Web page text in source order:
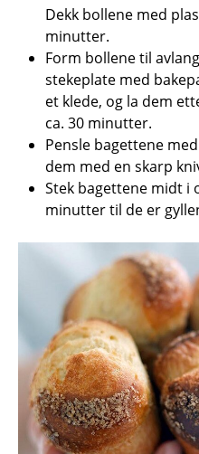
Dekk bollene med
minutter.
Form bollene til
stekeplate med
et klede, og la dem
ca. 30 minutter.
Pensle bagettene
dem med en skarp
Stek bagettene midt i
minutter til de er